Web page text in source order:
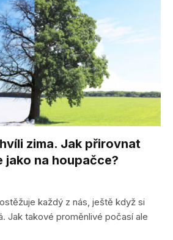
zima. Jak přirovnat
jako na houpačce?
každý z nás, ještě když si
Jak takové proměnlivé počasí ale